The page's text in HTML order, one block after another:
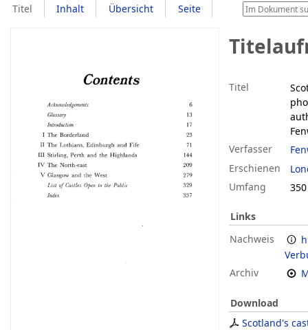
Titel Inhalt Übersicht Seite
Titel
Verfasser
Erschienen
Umfang
Links
Nachweis
Archiv
Download
Scotland's